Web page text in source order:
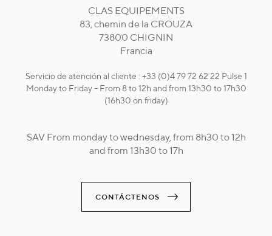
CLAS EQUIPEMENTS
83, chemin de la CROUZA
73800 CHIGNIN
Francia
Servicio de atención al cliente : +33 (0)4 79 72 62 22 Pulse 1
Monday to Friday - From 8 to 12h and from 13h30 to 17h30
(16h30 on friday)
SAV From monday to wednesday, from 8h30 to 12h
and from 13h30 to 17h
CONTÁCTENOS